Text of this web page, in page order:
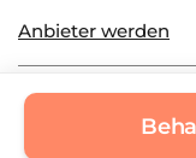
Anbieter werden
Datenschutz